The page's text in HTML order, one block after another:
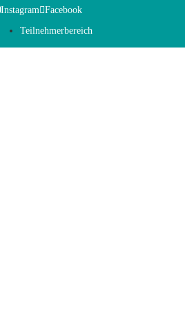
Instagram Facebook
Teilnehmerbereich